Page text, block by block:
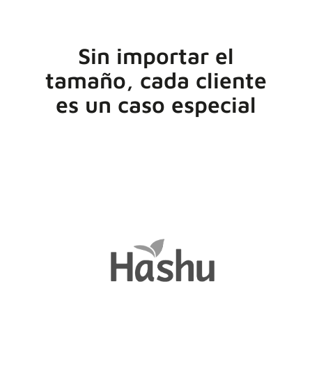
Sin importar el
tamaño, cada cliente
es un caso especial